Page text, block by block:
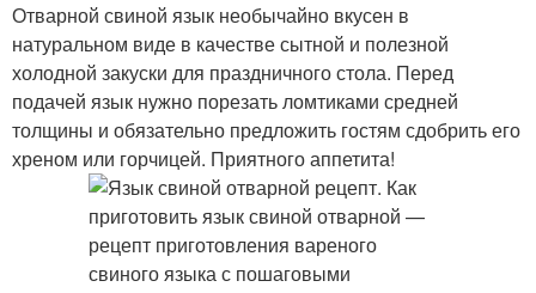
Отварной свиной язык необычайно вкусен в
натуральном виде в качестве сытной и полезной
холодной закуски для праздничного стола. Перед
подачей язык нужно порезать ломтиками средней
толщины и обязательно предложить гостям сдобрить его
хреном или горчицей. Приятного аппетита!